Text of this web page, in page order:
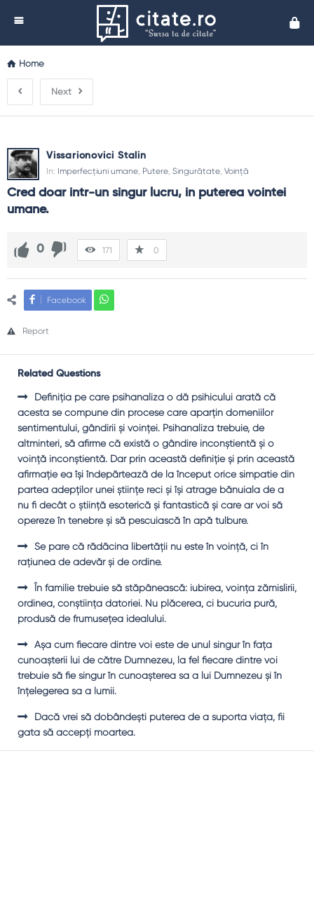
Home
Next
Vissarionovici Stalin
In: Imperfecțiuni umane, Putere, Singurătate, Voință
Cred doar intr-un singur lucru, in puterea vointei
umane.
0 171 0
Facebook
Report
Related Questions
Definiţia pe care psihanaliza o dă psihicului arată că
acesta se compune din procese care aparţin domeniilor
sentimentului, gândirii şi voinţei. Psihanaliza trebuie, de
altminteri, să afirme că există o gândire inconştientă şi o
voinţă inconştientă. Dar prin această definiţie şi prin această
afirmaţie ea îşi îndepărtează de la început orice simpatie din
partea adepţilor unei ştiinţe reci şi îşi atrage bănuiala de a
nu fi decât o ştiinţă esoterică şi fantastică şi care ar voi să
opereze în tenebre şi să pescuiască în apă tulbure.
Se pare că rădăcina libertăţii nu este în voinţă, ci în
raţiunea de adevăr şi de ordine.
În familie trebuie să stăpânească: iubirea, voinţa zămislirii,
ordinea, conştiinţa datoriei. Nu plăcerea, ci bucuria pură,
produsă de frumuseţea idealului.
Aşa cum fiecare dintre voi este de unul singur în faţa
cunoaşterii lui de către Dumnezeu, la fel fiecare dintre voi
trebuie să fie singur în cunoaşterea sa a lui Dumnezeu şi în
înţelegerea sa a lumii.
Dacă vrei să dobândeşti puterea de a suporta viaţa, fii
gata să accepţi moartea.